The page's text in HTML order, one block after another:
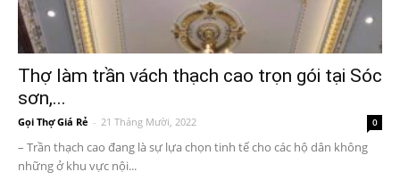
Thợ làm trần vách thạch cao trọn gói tại Sóc
sơn,...
Gọi Thợ Giá Rẻ - 21 Tháng Mười, 2022 0
– Trần thạch cao đang là sự lựa chọn tinh tế cho các hộ dân không
những ở khu vực nội...